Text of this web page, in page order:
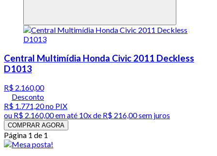
Central Multimídia Honda Civic 2011 Deckless
D1013
R$ 2.160,00
Desconto
R$ 1.771,20no PIX
ou R$ 2.160,00em até 10x de R$ 216,00 sem juros
COMPRAR AGORA
Página 1 de 1